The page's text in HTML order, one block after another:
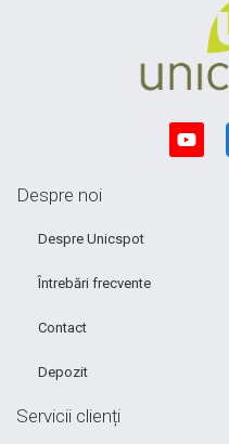
Despre noi
Despre Unicspot
Întrebări frecvente
Contact
Depozit
Servicii clienți